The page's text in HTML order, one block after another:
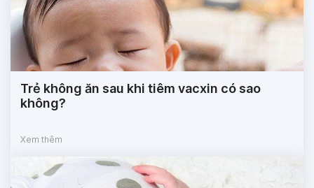
Trẻ không ăn sau khi tiêm vacxin có sao
không?
Xem thêm